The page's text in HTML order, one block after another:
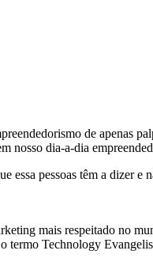
de apenas
nosso dia-a-dia
pessoas têm a dizer e
mais respeitado no
Technology